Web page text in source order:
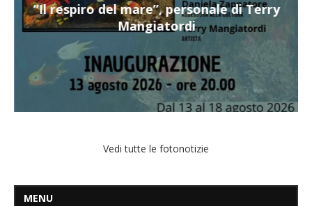
“Il respiro del mare”, personale di Terry
Mangiatordi
Vedi tutte le fotonotizie
MENU